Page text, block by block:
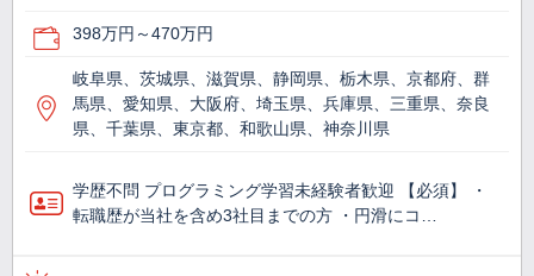
398万円～470万円
岐阜県、茨城県、滋賀県、静岡県、栃木県、京都府、群
馬県、愛知県、大阪府、埼玉県、兵庫県、三重県、奈良
県、千葉県、東京都、和歌山県、神奈川県
学歴不問 プログラミング学習未経験者歓迎 【必須】 ・
転職歴が当社を含め3社目までの方 ・円滑にコ…